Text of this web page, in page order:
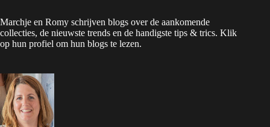
Marchje en Romy schrijven blogs over de aankomende
collecties, de nieuwste trends en de handigste tips & trics. Klik
op hun profiel om hun blogs te lezen.